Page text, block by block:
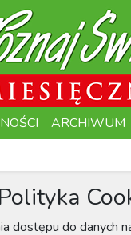
ARCHIWUM
Polityka
dostępu do